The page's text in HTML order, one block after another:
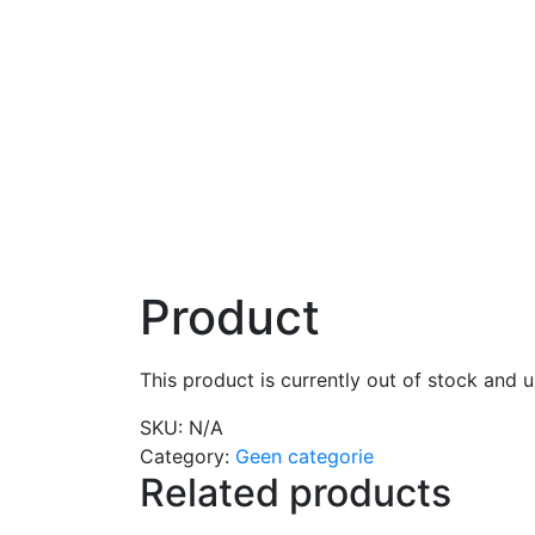
Product
This product is currently out of stock and
SKU: N/A
Category: Geen categorie
Related products